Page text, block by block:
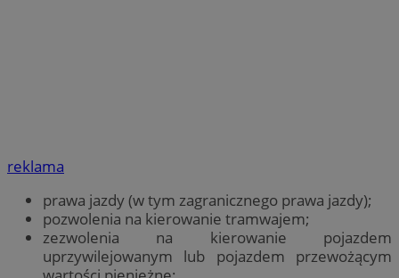
reklama
prawa jazdy (w tym zagranicznego prawa jazdy);
pozwolenia na kierowanie tramwajem;
zezwolenia na kierowanie pojazdem
uprzywilejowanym lub pojazdem przewożącym